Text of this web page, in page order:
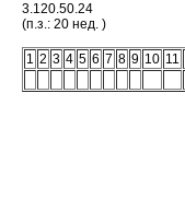
3.120.50.24
(п.з.: 20 нед. )
1 2 3 4 5 6 7 8 9 10 11